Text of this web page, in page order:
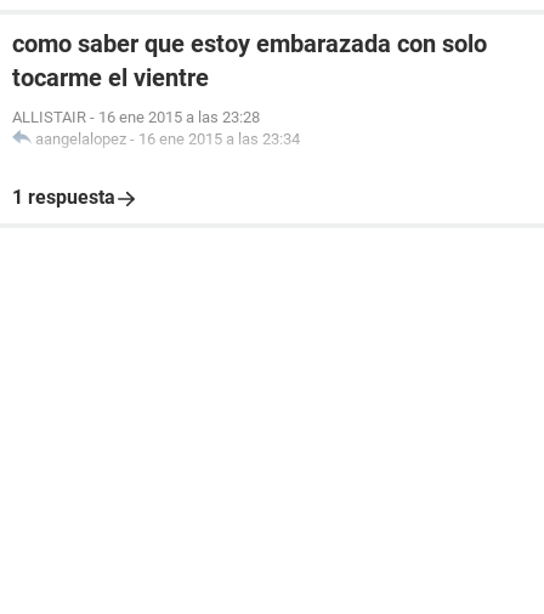
como saber que estoy embarazada con solo
tocarme el vientre
ALLISTAIR - 16 ene 2015 a las 23:28
aangelalopez - 16 ene 2015 a las 23:34
1 respuesta